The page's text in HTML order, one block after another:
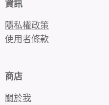
資訊
隱私權政策
使用者條款
商店
關於我